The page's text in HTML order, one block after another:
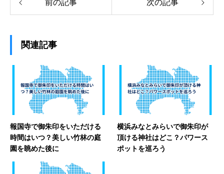
前の記事 次の記事
関連記事
報国寺で御朱印をいただける
時間はいつ？美しい竹林の庭
園を眺めた後に
横浜みなとみらいで御朱印が
頂ける神社はどこ？パワース
ポットを巡ろう